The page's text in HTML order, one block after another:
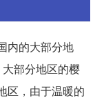
内的大部分地
部分地区的樱
区，由于温暖的